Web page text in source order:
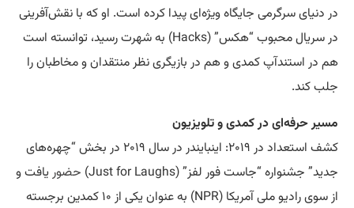
در دنیای سرگرمی جایگاه ویژه‌ای پیدا کرده است. او که با نقش‌آفرینی
در سریال محبوب “هکس” (Hacks) به شهرت رسید، توانسته است
هم در استندآپ کمدی و هم در بازیگری نظر منتقدان و مخاطبان را
جلب کند.
مسیر حرفه‌ای در کمدی و تلویزیون
کشف استعداد در ۲۰۱۹: اینبایندر در سال ۲۰۱۹ در بخش “چهره‌های
جدید” جشنواره “جاست فور لفز” (Just for Laughs)
حضوریافت و
از سوی رادیو ملی آمریکا (NPR) به عنوان یکی از ۱۰ کمدین برجسته